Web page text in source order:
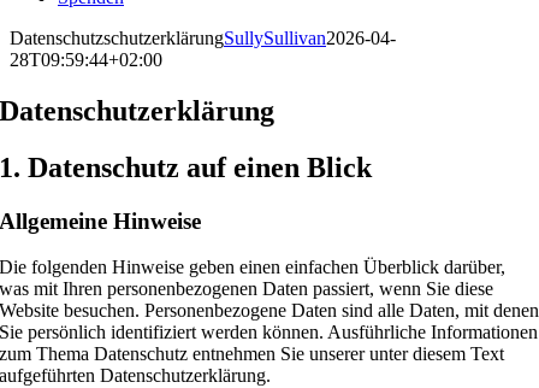
DatenschutzschutzerklärungSullySullivan2026-04-
28T09:59:44+02:00
Datenschutzerklärung
1. Datenschutz auf einen Blick
Allgemeine Hinweise
Die folgenden Hinweise geben einen einfachen Überblick darüber,
was mit Ihren personenbezogenen Daten passiert, wenn Sie diese
Website besuchen. Personenbezogene Daten sind alle Daten, mit denen
Sie persönlich identifiziert werden können. Ausführliche Informationen
zum Thema Datenschutz entnehmen Sie unserer unter diesem Text
aufgeführten Datenschutzerklärung.